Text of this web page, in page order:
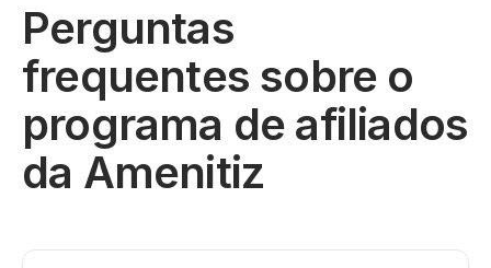
Perguntas
frequentes sobre o
programa de afiliados
da Amenitiz